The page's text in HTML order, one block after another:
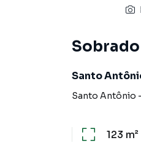
Santo
Santo Antônio -
123 m²